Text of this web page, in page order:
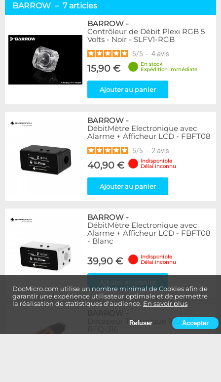
DocMicro.com utilise un nombre minimal de Cookies afin de
garantir une expérience utilisateur optimale et de permettre
la réalisation de statistiques d'audience. En savoir plus
Refuser Accepter
BARROW – 7 articles
BARROW -
Contrôleur de Débit Plexi RGB 5
Volts - Noir - SLFV1-RGB
5/5 - 4 avis
15,90 €
En stock
Expédition immédiate
Ajouter au panier
BARROW -
DébitMètre Electronique avec
Alarme + Afficheur LCD - FBFT08
5/5 - 2 avis
40,90 €
Indisponible
Délai inconnu
Ajouter au panier
BARROW -
DébitMètre Electronique avec
Alarme + Afficheur LCD - FBFT08
- Blanc
39,90 €
Indisponible
Délai inconnu
Ajouter au panier
Décapeur Thermique 1600W -